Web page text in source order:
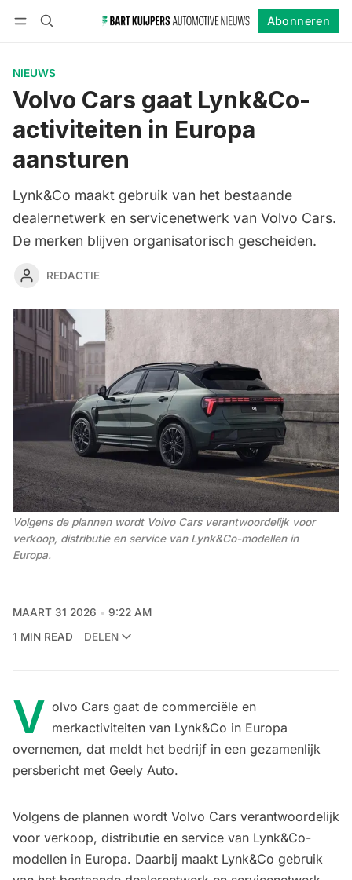
Abonneren
NIEUWS
Volvo Cars gaat Lynk&Co-
activiteiten in Europa
aansturen
Lynk&Co maakt gebruik van het bestaande
dealernetwerk en servicenetwerk van Volvo Cars.
De merken blijven organisatorisch gescheiden.
REDACTIE
Volgens de plannen wordt Volvo Cars verantwoordelijk voor
verkoop, distributie en service van Lynk&Co-modellen in
Europa.
MAART 31 2026
9:22 AM
1 MIN READ
DELEN
V olvo Cars gaat de commerciële en
merkactiviteiten van Lynk&Co in Europa
overnemen, dat meldt het bedrijf in een gezamenlijk
persbericht met Geely Auto.
Volgens de plannen wordt Volvo Cars verantwoordelijk
voor verkoop, distributie en service van Lynk&Co-
modellen in Europa. Daarbij maakt Lynk&Co gebruik